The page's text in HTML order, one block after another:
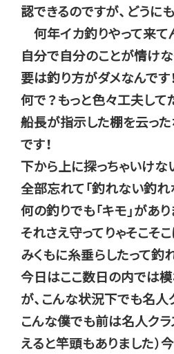
認できるのですが、どうに
何年イカ釣りやって来て
自分で自分のことが情けな
要は釣り方がダメなんです！
何で？もっと色々工夫して
船長が指示した棚を云っ
です！
下から上に探っちゃいけな
全部忘れて「釣れない釣れ
何の釣りでも「キモ」があり
それさえ守ってりゃそこそ
みくもに糸垂らしたって釣
今日はここ数日の内では
が、こんな状況下でも名人
こんな僕でも前は名人ク
えると竿頭もありました）